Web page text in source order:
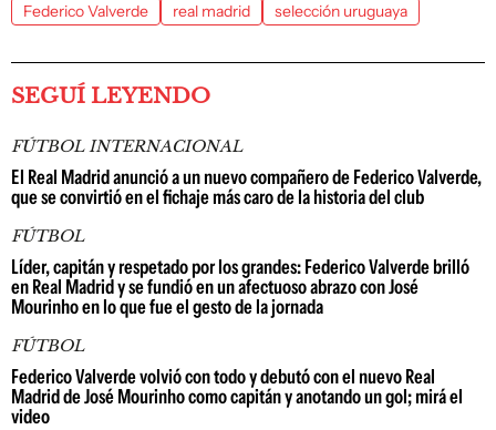
Federico Valverde real madrid selección uruguaya
SEGUÍ LEYENDO
FÚTBOL INTERNACIONAL
El Real Madrid anunció a un nuevo compañero de Federico Valverde,
que se convirtió en el fichaje más caro de la historia del club
FÚTBOL
Líder, capitán y respetado por los grandes: Federico Valverde brilló
en Real Madrid y se fundió en un afectuoso abrazo con José
Mourinho en lo que fue el gesto de la jornada
FÚTBOL
Federico Valverde volvió con todo y debutó con el nuevo Real
Madrid de José Mourinho como capitán y anotando un gol; mirá el
video